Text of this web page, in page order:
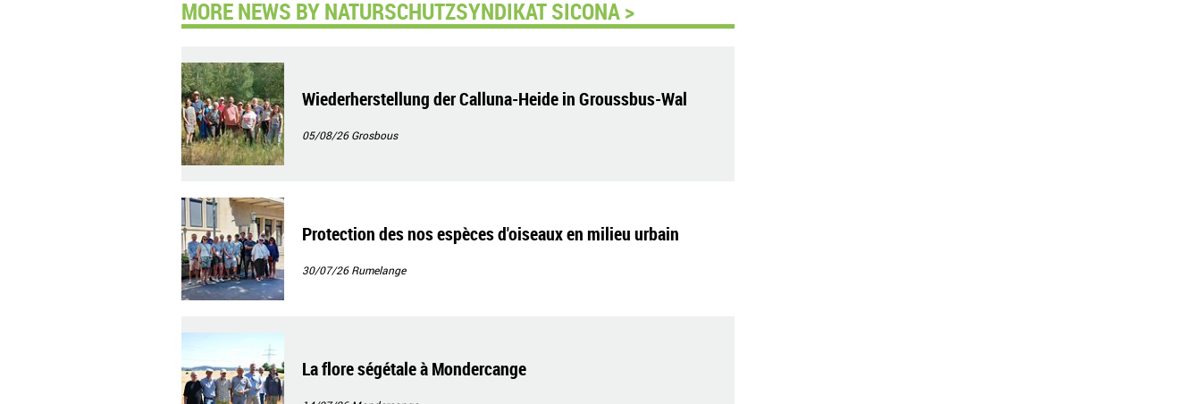
MORE NEWS BY NATURSCHUTZSYNDIKAT SICONA >
Wiederherstellung der Calluna-Heide in Groussbus-Wal
05/08/26Grosbous
Protection des nos espèces d'oiseaux en milieu urbain
30/07/26Rumelange
La flore ségétale à Mondercange